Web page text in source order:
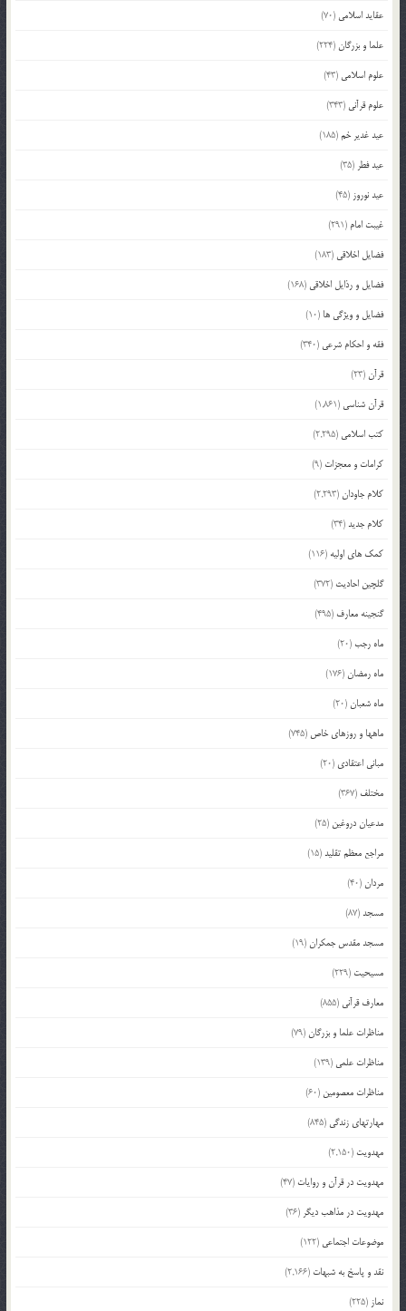
عقاید اسلامی (70)
علما و بزرگان(224)
علوم اسلامی (43)
علوم قرآنی (343)
عید غدیر خم(185)
عید فطر (35)
عید نوروز (45)
غیبت امام (291)
فضایل اخلاقی (183)
فضایل و رذایل اخلاقی (168)
فضایل و ویژگی ها (10)
فقه و احکام شرعی (340)
قرآن(23)
قرآن شناسی (1,861)
کتب اسلامی (2,295)
کرامات و معجزات (9)
کلام جاودان(2,293)
کلام جدید(34)
کمک های اولیه (116)
گلچین احادیث (372)
گنجینه معارف (495)
ماه رجب(20)
ماه رمضان(176)
ماه شعبان(20)
ماهها و روزهای خاص (745)
مبانی اعتقادی (20)
مختلف (367)
مدعیان دروغین (25)
مراجع معظم تقلید(15)
مردان(40)
مسجد(87)
مسجد مقدس جمکران(19)
مسیحیت (229)
معارف قرآنی (855)
مناظرات علما و بزرگان(79)
مناظرات علمی (139)
مناظرات معصومین (60)
مهارتهای زندگی (845)
مهدویت (2,150)
مهدویت در قرآن و روایات (47)
مهدویت در مذاهب دیگر (36)
موضوعات اجتماعی (122)
نقد و پاسخ به شبهات (2,166)
نماز (225)